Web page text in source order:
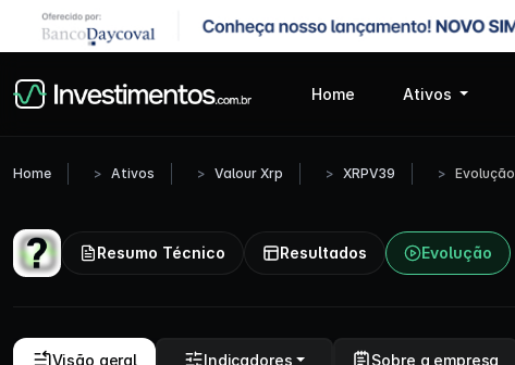
Home Ativos
Home Ativos Valour Xrp XRPV39 Evolução
Resumo Técnico Resultados Evolução
Visão geral Indicadores Sobre a empresa